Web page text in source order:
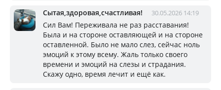
Сытая,здоровая,счастливая! 30.05.2026 14:19
Сил Вам! Переживала не раз расставания!
Была и на стороне оставляющей и на стороне
оставленной. Было не мало слез, сейчас ноль
эмоций к этому всему. Жаль только своего
времени и эмоций на слезы и страдания.
Скажу одно, время лечит и ещё как.